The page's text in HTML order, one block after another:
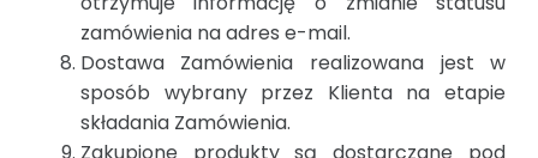
zamówienia na adres e-mail.
Dostawa Zamówienia realizowana jest w
sposób wybrany przez Klienta na etapie
składania Zamówienia.